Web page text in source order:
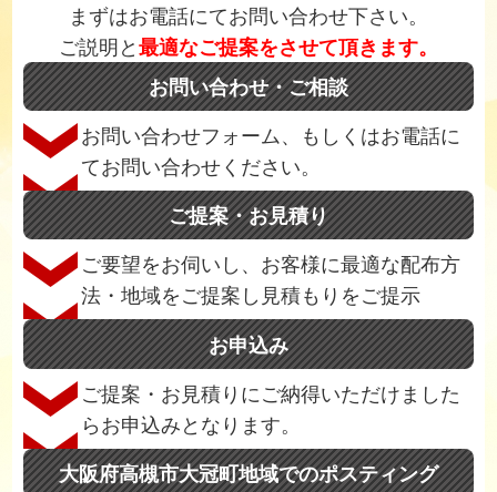
まずはお電話にてお問い合わせ下さい。
ご説明と最適なご提案をさせて頂きます。
お問い合わせ・ご相談
お問い合わせフォーム、もしくはお電話に
てお問い合わせください。
ご提案・お見積り
ご要望をお伺いし、お客様に最適な配布方
法・地域をご提案し見積もりをご提示
お申込み
ご提案・お見積りにご納得いただけました
らお申込みとなります。
大阪府高槻市大冠町地域でのポスティング